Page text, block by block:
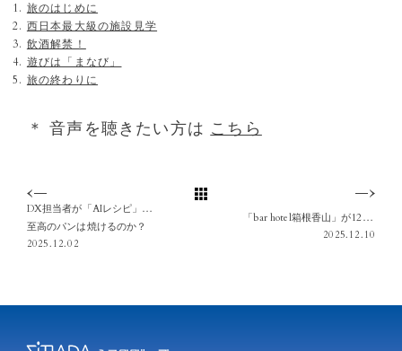
旅のはじめに
西日本最大級の施設見学
飲酒解禁！
遊びは「まなび」
旅の終わりに
＊ 音声を聴きたい方はこちら
DX担当者が「AIレシピ」で挑む！
至高のパンは焼けるのか？
2025.12.02
「bar hotel箱根香山」が12/10出版の書籍『図解 ホテル空間の演出：シーン別 設計と運営の仕掛け』で紹介されました
2025.12.10